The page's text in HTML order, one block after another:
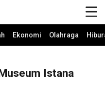
Ekonomi Olahraga
Istana